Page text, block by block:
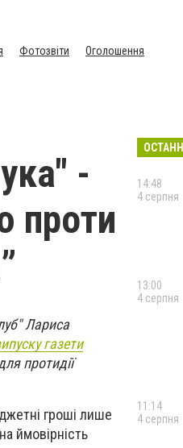
Фотозвіти
Оголошення
-
проти
Лариса
газети
протидії
гроші лише
ймовірність
14:48
4 серпня
13:00
4 серпня
11:14
4 серпня